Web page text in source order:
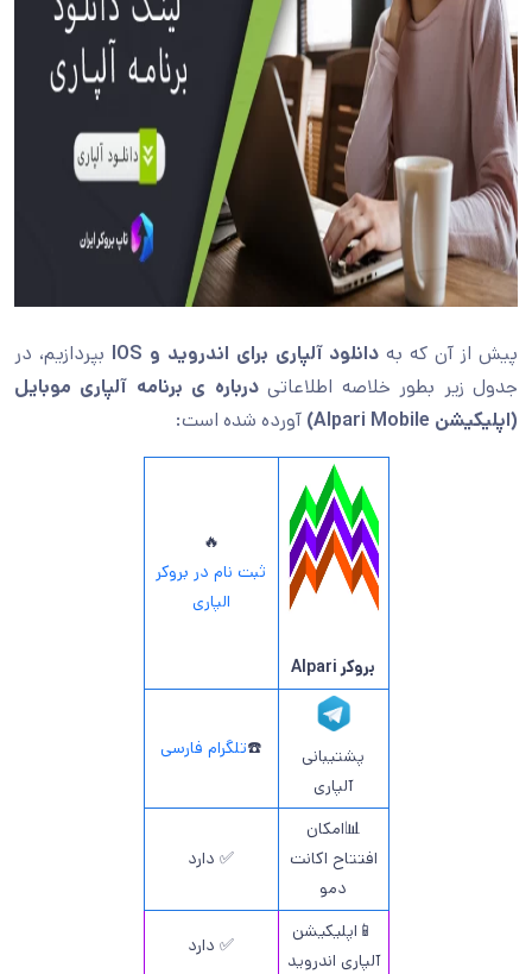
پیش از آن که به دانلود آلپاری برای اندروید و IOS
بپردازیم، در
جدول زیر بطور خلاصه اطلاعاتیدرباره ی برنامه آلپاری موبایل
(اپلیکیشن Alpari Mobile ) آورده شده است:
بروکر Alpari
🔥
ثبت نام در بروکر
الپاری
پشتیبانی
آلپاری
☎️تلگرام فارسی
📊امکان
افتتاح اکانت
دمو
✅ دارد
📱اپلیکیشن
آلپاری اندروید
✅ دارد